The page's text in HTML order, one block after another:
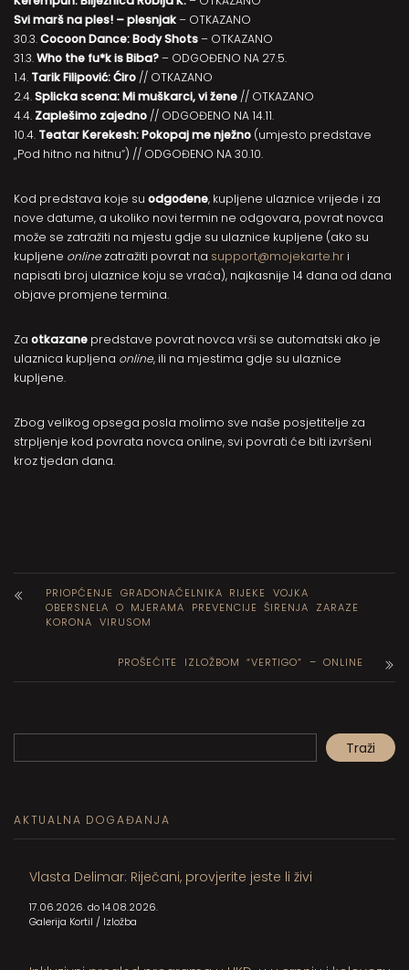
Svi marš na ples! – plesnjak– OTKAZANO
30.3.Cocoon Dance: Body Shots– OTKAZANO
31.3.Who the fu*k is Biba?– ODGOĐENO NA 27.5.
1.4. Tarik Filipović: Ćiro // OTKAZANO
2.4.Splicka scena: Mi muškarci, vi žene // OTKAZANO
4.4. Zaplešimo zajedno // ODGOĐENO NA 14.11.
10.4. Teatar Kerekesh: Pokopaj me nježno (umjesto predstave
„Pod hitno na hitnu“) // ODGOĐENO NA 30.10.
Kod predstava koje su odgođene, kupljene ulaznice vrijede i za
nove datume, a ukoliko novi termin ne odgovara, povrat novca
može se zatražiti na mjestu gdje su ulaznice kupljene (ako su
kupljene online zatražiti povrat na support@mojekarte.hr i
napisati broj ulaznice koju se vraća), najkasnije 14 dana od dana
objave promjene termina.
Za otkazane predstave povrat novca vrši se automatski ako je
ulaznica kupljena online, ili na mjestima gdje su ulaznice
kupljene.
Zbog velikog opsega posla molimo sve naše posjetitelje za
strpljenje kod povrata novca online, svi povrati će biti izvršeni
kroz tjedan dana.
PRIOPĆENJE GRADONAČELNIKA RIJEKE VOJKA
OBERSNELA O MJERAMA PREVENCIJE ŠIRENJA ZARAZE
KORONA VIRUSOM
PROŠEĆITE IZLOŽBOM “VERTIGO” – ONLINE
Traži
AKTUALNA DOGAĐANJA
Vlasta Delimar: Riječani, provjerite jeste li živi
17.06.2026. do 14.08.2026.
Galerija Kortil / Izložba